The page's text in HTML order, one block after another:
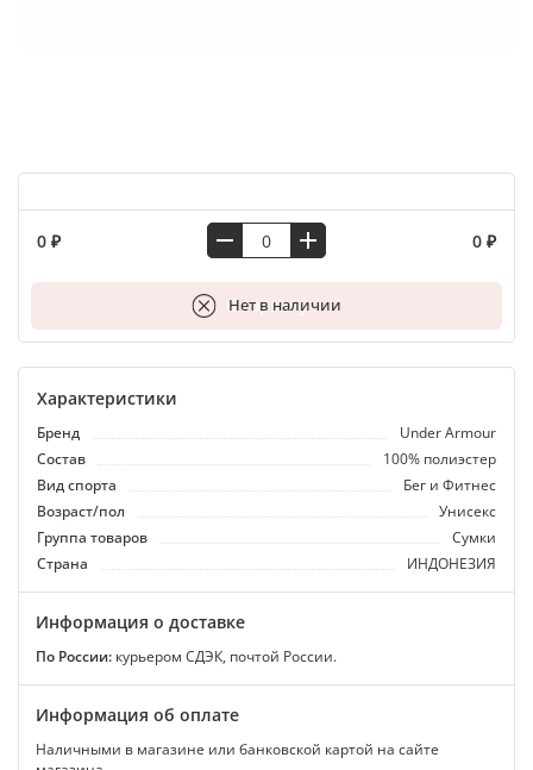
0 ₽ 0 ₽
Нет в наличии
В корзину
Характеристики
Бренд
Under Armour
Состав
100% полиэстер
Вид спорта
Бег и Фитнес
Возраст/пол
Унисекс
Группа товаров
Сумки
Страна
ИНДОНЕЗИЯ
Информация о доставке
По России: курьером СДЭК, почтой России.
Информация об оплате
Наличными в магазине или банковской картой на сайте